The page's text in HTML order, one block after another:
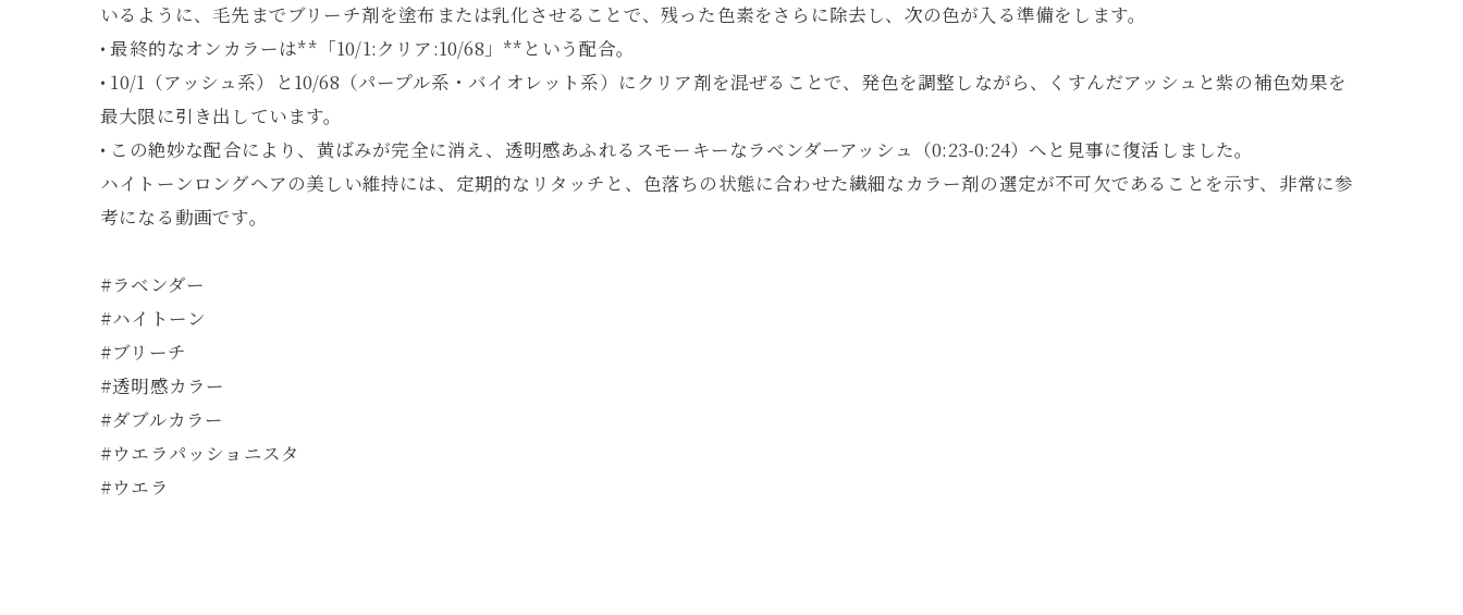
いるように、毛先までブリーチ剤を塗布または乳化させることで、残った色素をさらに除去し、次の色が入る準備をします。
• 最終的なオンカラーは**「10/1:クリア:10/68」**という配合。
• 10/1（アッシュ系）と10/68（パープル系・バイオレット系）にクリア剤を混ぜることで、発色を調整しながら、くすんだアッシュと紫の補色効果を
最大限に引き出しています。
• この絶妙な配合により、黄ばみが完全に消え、透明感あふれるスモーキーなラベンダーアッシュ（0:23-0:24）へと見事に復活しました。
ハイトーンロングヘアの美しい維持には、定期的なリタッチと、色落ちの状態に合わせた繊細なカラー剤の選定が不可欠であることを示す、非常に参
考になる動画です。
#ラベンダー
#ハイトーン
#ブリーチ
#透明感カラー
#ダブルカラー
#ウエラパッショニスタ
#ウエラ